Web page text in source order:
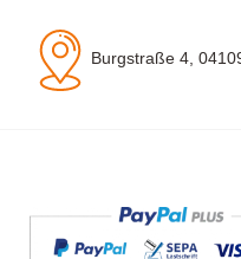
Burgstraße 4,